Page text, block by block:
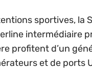
sportives, la
intermédiaire
profitent d’un
et de ports